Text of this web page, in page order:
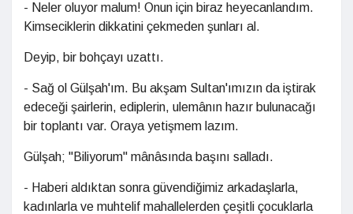
- Neler oluyor malum! Onun için biraz heyecanlandım.
Kimseciklerin dikkatini çekmeden şunları al.
Deyip, bir bohçayı uzattı.
- Sağ ol Gülşah'ım. Bu akşam Sultan'ımızın da iştirak
edeceği şairlerin, ediplerin, ulemânın hazır bulunacağı
bir toplantı var. Oraya yetişmem lazım.
Gülşah; "Biliyorum" mânâsında başını salladı.
- Haberi aldıktan sonra güvendiğimiz arkadaşlarla,
kadınlarla ve muhtelif mahallelerden çeşitli çocuklarla